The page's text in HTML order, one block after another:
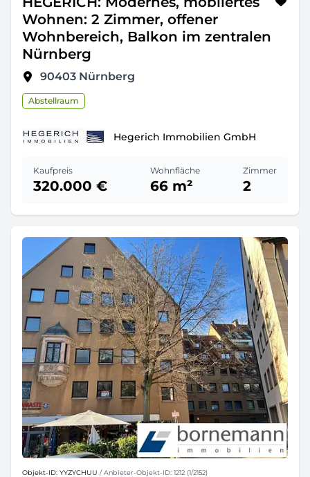
Wohnen: 2 Zimmer, offener
Wohnbereich, Balkon im zentralen
Nürnberg
90403 Nürnberg
Abstellraum
Hegerich Immobilien GmbH
Kaufpreis
320.000 €
Wohnfläche
66 m²
Zimmer
2
Objekt-ID: YYZYCHUU / Anbieter-Objekt-ID: 1212 (1/2152)